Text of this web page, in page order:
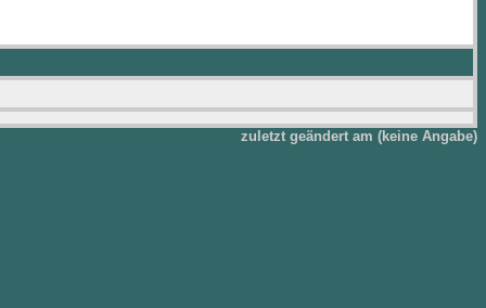
zuletzt geändert am (keine Angabe)